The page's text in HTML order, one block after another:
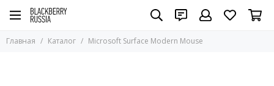
Главная Каталог Microsoft Surface Modern Mouse